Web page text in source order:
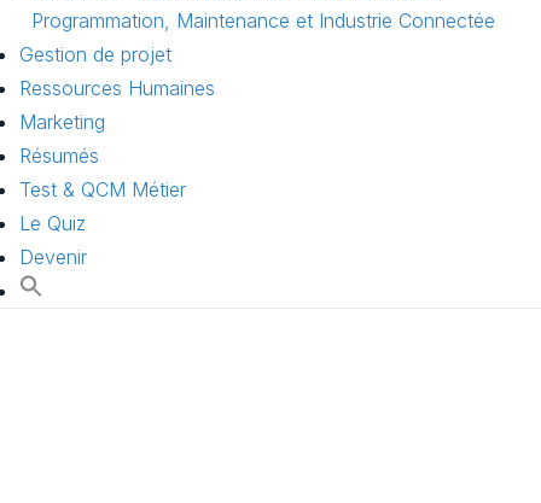
Programmation, Maintenance et Industrie Connectée
Gestion de projet
Ressources Humaines
Marketing
Résumés
Test & QCM Métier
Le Quiz
Devenir